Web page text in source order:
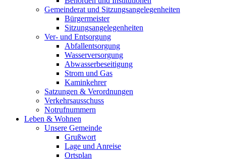
Gemeinderat und Sitzungsangelegenheiten
Bürgermeister
Sitzungsangelegenheiten
Ver- und Entsorgung
Abfallentsorgung
Wasserversorgung
Abwasserbeseitigung
Strom und Gas
Kaminkehrer
Satzungen & Verordnungen
Verkehrsausschuss
Notrufnummern
Leben & Wohnen
Unsere Gemeinde
Grußwort
Lage und Anreise
Ortsplan